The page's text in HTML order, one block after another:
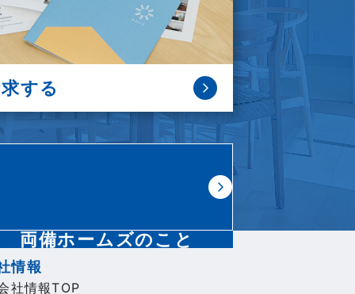
する
両備ホームズのこと
情報
社情報TOP